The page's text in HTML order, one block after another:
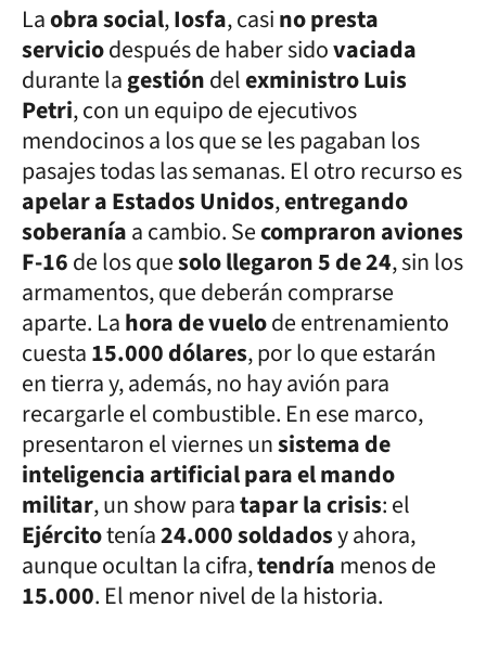
Laobra social,Iosfa, casino presta
serviciodespués de haber sidovaciada
durante lagestióndelexministro Luis
Petri, con un equipo de ejecutivos
mendocinos a los que se les pagaban los
pasajes todas las semanas. El otro recurso es
apelar a Estados Unidos,entregando
soberaníaa cambio. Secompraron aviones
F-16de los quesolo llegaron 5 de 24, sin los
armamentos, que deberán comprarse
aparte. Lahora de vuelode entrenamiento
cuesta15.000 dólares, por lo que estarán
en tierra y, además, no hay avión para
recargarle el combustible. En ese marco,
presentaron el viernes unsistema de
inteligencia artificial para el mando
militar, un show paratapar la crisis: el
Ejércitotenía24.000 soldadosy ahora,
aunque ocultan la cifra,tendríamenos de
15.000. El menor nivel de la historia.